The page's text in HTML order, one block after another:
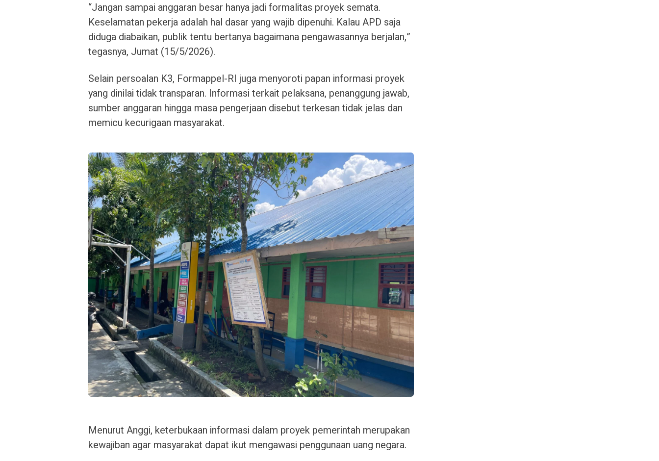
“Jangan sampai anggaran besar hanya jadi formalitas proyek semata.
Keselamatan pekerja adalah hal dasar yang wajib dipenuhi. Kalau APD saja
diduga diabaikan, publik tentu bertanya bagaimana pengawasannya berjalan,”
tegasnya, Jumat (15/5/2026).
Selain persoalan K3, Formappel-RI juga menyoroti papan informasi proyek
yang dinilai tidak transparan. Informasi terkait pelaksana, penanggung jawab,
sumber anggaran hingga masa pengerjaan disebut terkesan tidak jelas dan
memicu kecurigaan masyarakat.
Menurut Anggi, keterbukaan informasi dalam proyek pemerintah merupakan
kewajiban agar masyarakat dapat ikut mengawasi penggunaan uang negara.